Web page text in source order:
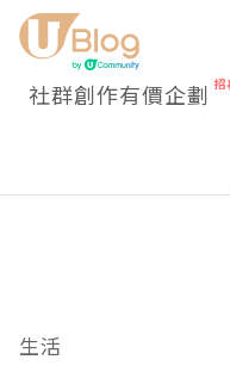
社群創作有價企劃
生活